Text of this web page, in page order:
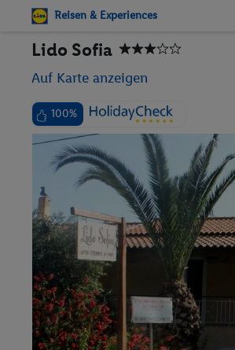
Reisen & Experiences
Lido Sofia
Auf Karte anzeigen
100%